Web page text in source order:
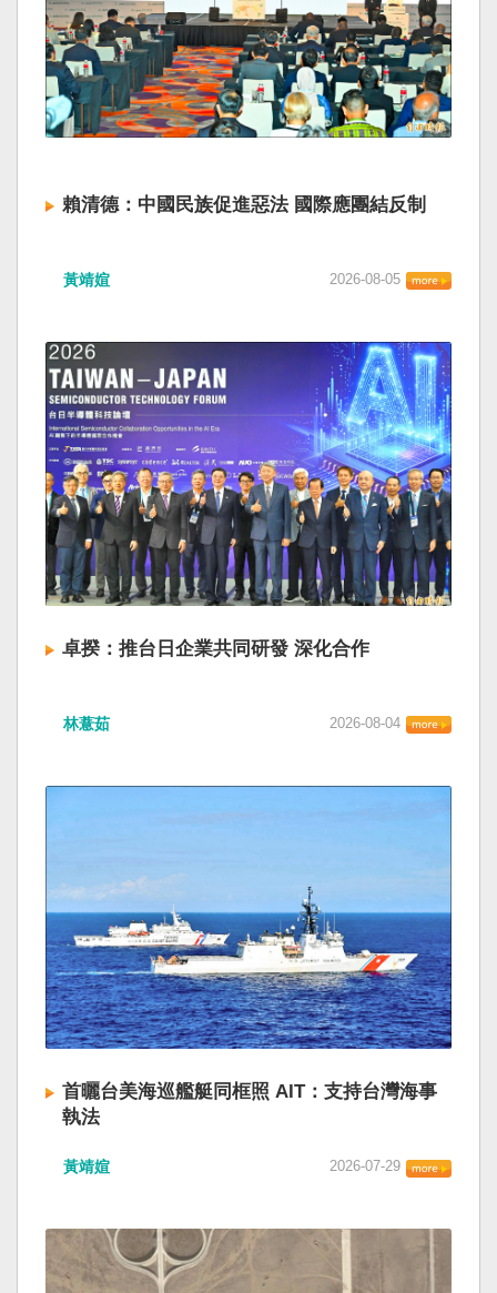
賴清德：中國民族促進惡法 國際應團結反制
黃靖媗 2026-08-05
卓揆：推台日企業共同研發 深化合作
林薏茹 2026-08-04
首曬台美海巡艦艇同框照 AIT：支持台灣海事
執法
黃靖媗 2026-07-29